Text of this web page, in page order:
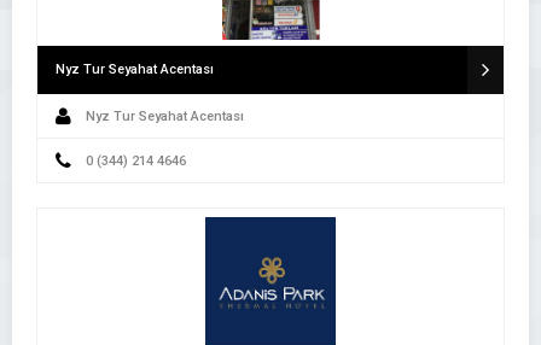
Nyz Tur Seyahat Acentası
Nyz Tur Seyahat Acentası
0 (344) 214 4646